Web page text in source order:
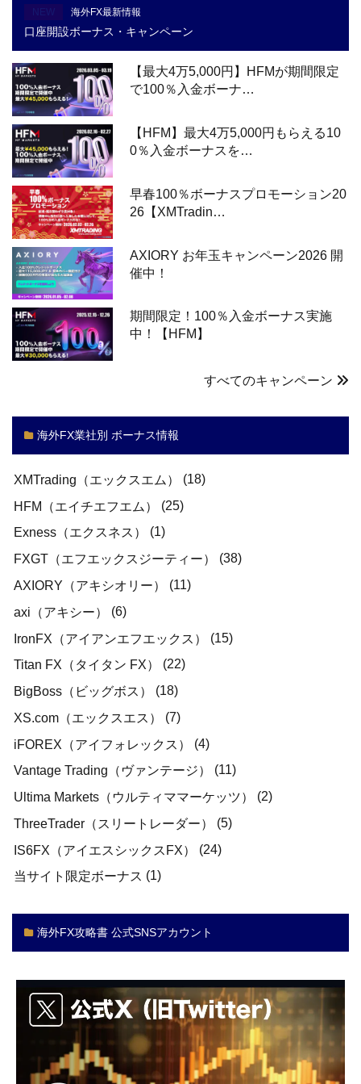
海外FX最新情報
口座開設ボーナス・キャンペーン
【最大4万5,000円】HFMが期間限定
で100％入金ボーナ…
【HFM】最大4万5,000円もらえる10
0％入金ボーナスを…
早春100％ボーナスプロモーション20
26【XMTradin…
AXIORY お年玉キャンペーン2026 開
催中！
期間限定！100％入金ボーナス実施
中！【HFM】
すべてのキャンペーン
海外FX業社別 ボーナス情報
XMTrading（エックスエム）
(18)
HFM（エイチエフエム）
(25)
Exness（エクスネス）
(1)
FXGT（エフエックスジーティー）
(38)
AXIORY（アキシオリー）
(11)
axi（アキシー）
(6)
IronFX（アイアンエフエックス）
(15)
Titan FX（タイタン FX）
(22)
BigBoss（ビッグボス）
(18)
XS.com（エックスエス）
(7)
iFOREX（アイフォレックス）
(4)
Vantage Trading（ヴァンテージ）
(11)
Ultima Markets（ウルティママーケッツ）
(2)
ThreeTrader（スリートレーダー）
(5)
IS6FX（アイエスシックスFX）
(24)
当サイト限定ボーナス (1)
海外FX攻略書 公式SNSアカウント